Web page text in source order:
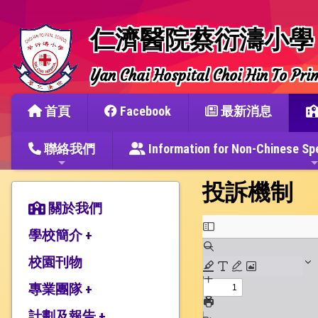
仁濟醫院蔡衍濤小學
Yan Chai Hospital Choi Hin To
首頁 Facebook 最新消息
聯絡我們 Information for Non-Chinese
關於我們
學校簡介 +
辦學宗旨與簡史
仁濟教育簡介
本校捐建人介紹
校園刊物
專業團隊 +
投訴機制